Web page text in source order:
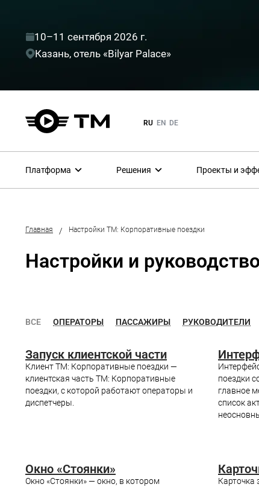
10–11 сентября 2026 г.
Казань, отель «Bilyar Palace»
RU EN DE
Платформа Решения Проекты и
Главная / Настройки ТМ: Корпоративные поездки
Настройки и
ВСЕ ОПЕРАТОРЫ ПАССАЖИРЫ РУКОВОДИТЕЛИ
Запуск клиентской части
Клиент ТМ: Корпоративные поездки —
клиентская часть ТМ: Корпоративные
поездки, с которой работают операторы и
диспетчеры.
поездки
главное
список
Окно «Стоянки»
Окно «Стоянки» — окно, в котором
Карточка